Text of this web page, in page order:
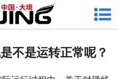
网站首页
不是运转正常呢？